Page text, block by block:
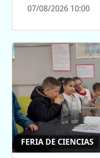
07/08/2026 10:00
FERIA DE CIENCIAS